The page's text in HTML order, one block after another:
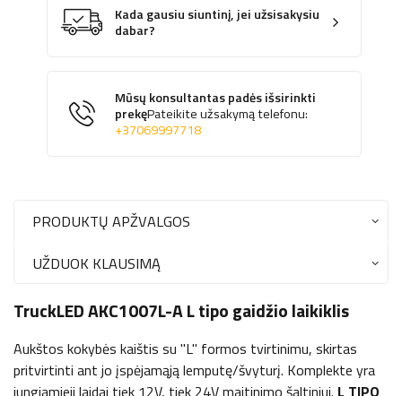
Kada gausiu siuntinį, jei užsisakysiu
dabar?
Mūsų konsultantas padės išsirinkti
prekęPateikite užsakymą telefonu:
+37069997718
PRODUKTŲ APŽVALGOS
UŽDUOK KLAUSIMĄ
TruckLED AKC1007L-A L tipo gaidžio laikiklis
Aukštos kokybės kaištis su "L" formos tvirtinimu, skirtas
pritvirtinti ant jo įspėjamąją lemputę/švyturį. Komplekte yra